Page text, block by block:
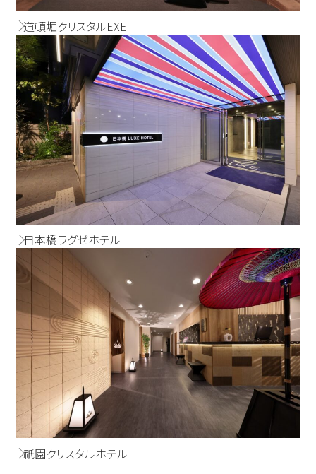
道頓堀クリスタルEXE
日本橋ラグゼホテル
祇園クリスタルホテル